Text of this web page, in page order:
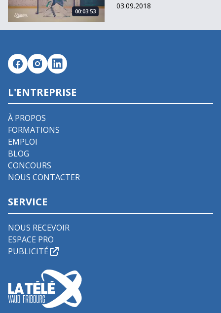
00:03:53
03.09.2018
L'ENTREPRISE
À PROPOS
FORMATIONS
EMPLOI
BLOG
CONCOURS
NOUS CONTACTER
SERVICE
NOUS RECEVOIR
ESPACE PRO
PUBLICITÉ